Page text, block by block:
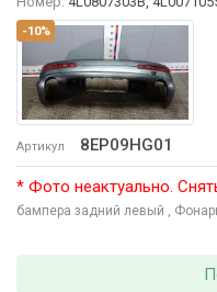
-10%
Артикул 8EP09HG01
* Фото неактуально.
бампера задний левый ,